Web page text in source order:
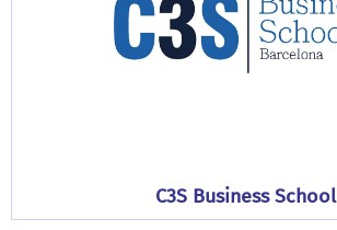
C3S Business School